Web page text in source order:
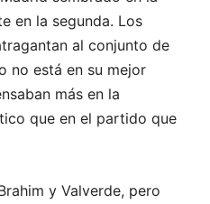
en la segunda. Los
al conjunto de
no está en su mejor
más en la
que en el partido que
y Valverde, pero